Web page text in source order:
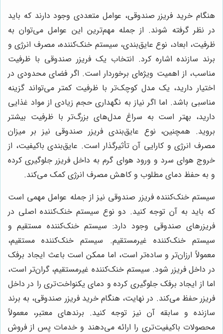
هنگام خرید فریزر صندوقی، عوامل متعددی وجود دارند که باید
در نظر گرفته شوند. از جمله مهم‌ترین این عوامل می‌توان به
ظرفیت، ابعاد، نوع عایق‌بندی، سیستم خنک‌کننده، مصرف انرژی و
برند سازنده اشاره کرد. انتخاب یک فریزر صندوقی با ظرفیت
مناسب، از اهمیت ویژه‌ای برخوردار است. اگر فضای محدودی در
اختیار دارید، یک مدل کوچک‌تر با ظرفیت کمتر می‌تواند گزینه
مناسبی باشد. اما اگر نیاز به نگهداری حجم زیادی از مواد غذایی
دارید، بهتر است به سراغ مدل‌های بزرگ‌تر با ظرفیت بیشتر
بروید. همچنین، نوع عایق‌بندی فریزر صندوقی نیز بر میزان
مصرف انرژی و کارایی آن تأثیرگذار است. عایق‌بندی باکیفیت، از
خروج هوای سرد و ورود هوای گرم به داخل فریزر جلوگیری کرده
و به حفظ دمای مطلوب و کاهش مصرف انرژی کمک می‌کند.
سیستم خنک‌کننده فریزر صندوقی نیز از جمله عوامل مهمی است
که باید به آن توجه کنید. دو نوع سیستم خنک‌کننده اصلی در
فریزرهای صندوقی وجود دارد: سیستم خنک‌کننده مستقیم و
سیستم خنک‌کننده غیرمستقیم. سیستم خنک‌کننده مستقیم،
معمولاً ارزان‌تر و ساده‌تر است، اما ممکن است باعث ایجاد برفک
در داخل فریزر شود. سیستم خنک‌کننده غیرمستقیم، گران‌تر است،
اما از ایجاد برفک جلوگیری کرده و دمای یکنواخت‌تری را در داخل
فریزر حفظ می‌کند. در نهایت، هنگام خرید فریزر صندوقی، به برند
سازنده و سابقه آن نیز توجه کنید. برندهای معتبر، معمولاً
محصولات باکیفیت‌تری را ارائه می‌دهند و خدمات پس از فروش